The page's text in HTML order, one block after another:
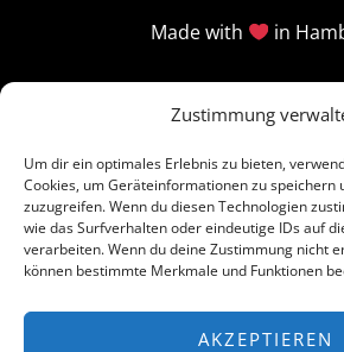
Zustimmung
Um dir ein optimales Erlebnis zu bieten,
Cookies, um Geräteinformationen zu speichern
zuzugreifen. Wenn du diesen Technologien
wie das Surfverhalten oder eindeutige IDs auf
verarbeiten. Wenn du deine Zustimmung nicht
können bestimmte Merkmale und Funktionen
AKZEPTIEREN
Made with in